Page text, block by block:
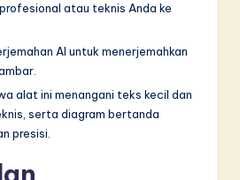
atau teknis Anda ke
AI untuk menerjemahkan
alat ini menangani teks kecil dan
serta diagram bertanda
presisi.